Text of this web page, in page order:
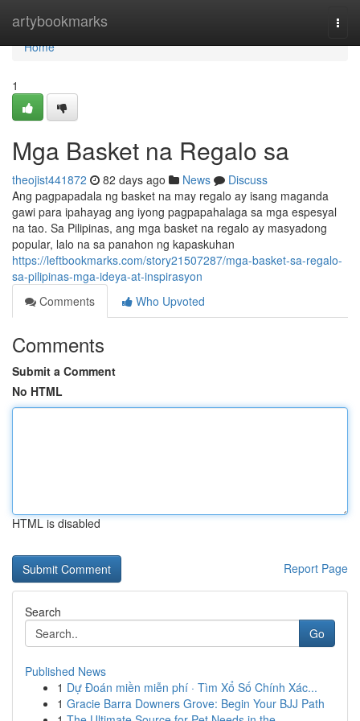
artybookmarks
Home
Home
1
Mga Basket na Regalo sa
theojist441872 82 days ago News
Discuss
Ang pagpapadala ng basket na may regalo ay isang maganda
gawi para ipahayag ang iyong pagpapahalaga sa mga espesyal
na tao. Sa Pilipinas, ang mga basket na regalo ay masyadong
popular, lalo na sa panahon ng kapaskuhan
https://leftbookmarks.com/story21507287/mga-basket-sa-regalo-
sa-pilipinas-mga-ideya-at-inspirasyon
Comments
Who Upvoted
Comments
Submit a Comment
No HTML
HTML is disabled
Report Page
Search
Go
Published News
1 Dự Đoán miền miễn phí · Tìm Xổ Số Chính Xác...
1 Gracie Barra Downers Grove: Begin Your BJJ Path